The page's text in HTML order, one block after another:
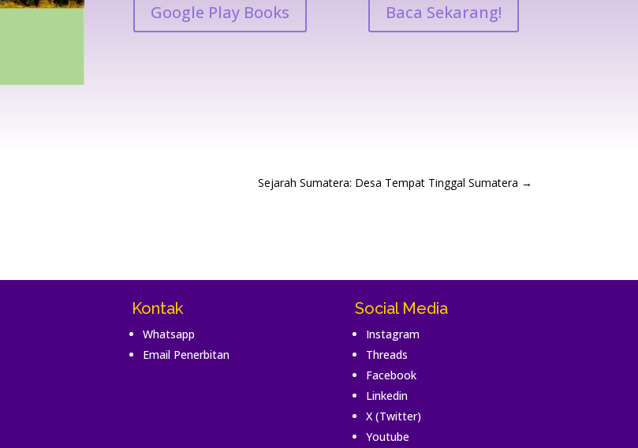
Google Play Books Baca Sekarang!
Sejarah Sumatera: Desa Tempat Tinggal Sumatera →
Kontak
Whatsapp
Email Penerbitan
Social Media
Instagram
Threads
Facebook
Linkedin
X (Twitter)
Youtube